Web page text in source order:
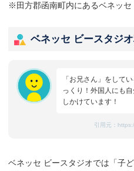
※田方郡函南町内にあるベネッ
ベネッセ ビースタジ
「お兄さん」をして
っくり！外国人にも
しかけています！
引用元：
ベネッセ ビースタジオでは「子